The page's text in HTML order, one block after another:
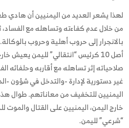
لهذا يشعر العديد من اليمنيين أن هادي
من خلال عدم كفاءته وتساهله مع
بالانجرار إلى حروب أهلية وحروب
أصل 10 كرئيس “انتقالي” لليمن يعيش
صلاحياته إثر تساهله مع أقاربه وحلفائه
غير دستورية لإدارة -والتدخل في شؤون -
اليمنيين للتخفيف من معاناتهم. طوال
خارج اليمن، اليمنيين على القتال
“شرعي” لليمن.